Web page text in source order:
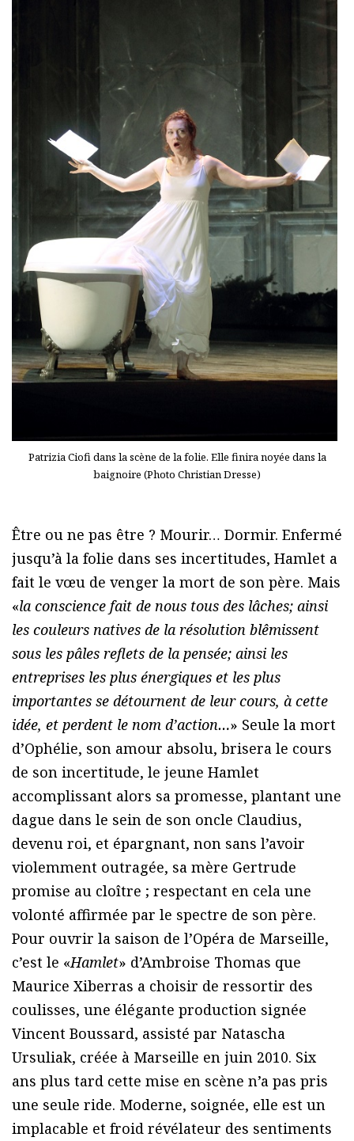
Patrizia Ciofi dans la scène de la folie. Elle finira noyée dans la
baignoire (Photo Christian Dresse)
Être ou ne pas être ? Mourir… Dormir. Enfermé
jusqu’à la folie dans ses incertitudes, Hamlet a
fait le vœu de venger la mort de son père. Mais
«la conscience fait de nous tous des lâches; ainsi
les couleurs natives de la résolution blêmissent
sous les pâles reflets de la pensée; ainsi les
entreprises les plus énergiques et les plus
importantes se détournent de leur cours, à cette
idée, et perdent le nom d’action…» Seule la mort
d’Ophélie, son amour absolu, brisera le cours
de son incertitude, le jeune Hamlet
accomplissant alors sa promesse, plantant une
dague dans le sein de son oncle Claudius,
devenu roi, et épargnant, non sans l’avoir
violemment outragée, sa mère Gertrude
promise au cloître ; respectant en cela une
volonté affirmée par le spectre de son père.
Pour ouvrir la saison de l’Opéra de Marseille,
c’est le «Hamlet» d’Ambroise Thomas que
Maurice Xiberras a choisir de ressortir des
coulisses, une élégante production signée
Vincent Boussard, assisté par Natascha
Ursuliak, créée à Marseille en juin 2010. Six
ans plus tard cette mise en scène n’a pas pris
une seule ride. Moderne, soignée, elle est un
implacable et froid révélateur des sentiments